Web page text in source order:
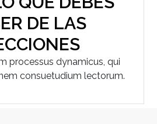
DE LAS
processus dynamicus, qui
consuetudium lectorum.